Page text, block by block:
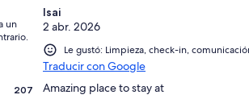
un
207
Isai
2 abr. 2026
Le gustó: Limpieza, check-in,
Traducir con Google
Amazing place to stay at